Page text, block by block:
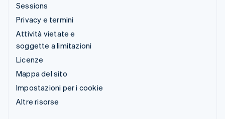
Sessions
Privacy e termini
Attività vietate e
soggette a limitazioni
Licenze
Mappa del sito
Impostazioni per i cookie
Altre risorse